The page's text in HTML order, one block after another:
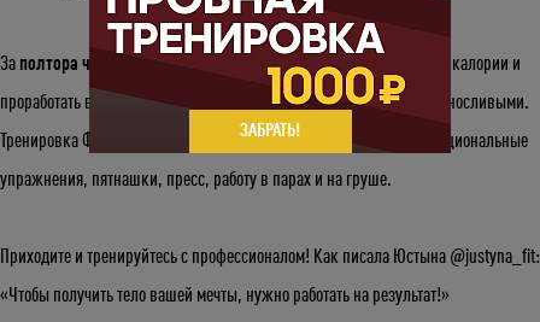
За полтора часа с Юстыной Грачык
вы не только сможете сжечь калории и
проработать все мышечные группы, стать чуть более гибкими и выносливыми.
Тренировка Фитнес-тайский бокс включает в себя растяжку, функциональные
упражнения, пятнашки, пресс, работу в парах и на груше.
Приходите и тренируйтесь с профессионалом! Как писала Юстына @justyna_fit:
«Чтобы получить тело вашей мечты, нужно работать на результат!»
ЗАБРАТЬ!